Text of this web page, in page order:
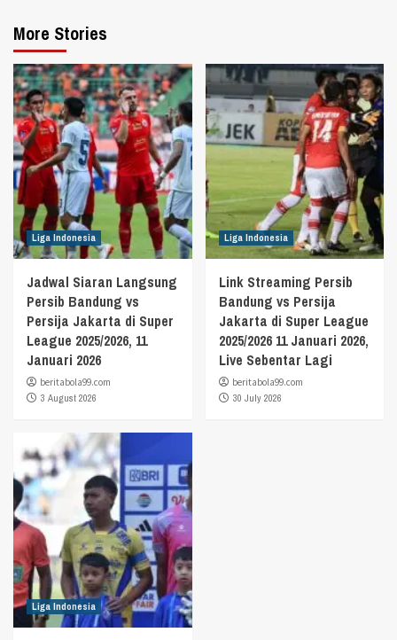
More Stories
Liga Indonesia
Jadwal Siaran Langsung
Persib Bandung vs
Persija Jakarta di Super
League 2025/2026, 11
Januari 2026
beritabola99.com
3 August 2026
Liga Indonesia
Link Streaming Persib
Bandung vs Persija
Jakarta di Super League
2025/2026 11 Januari 2026,
Live Sebentar Lagi
beritabola99.com
30 July 2026
Liga Indonesia